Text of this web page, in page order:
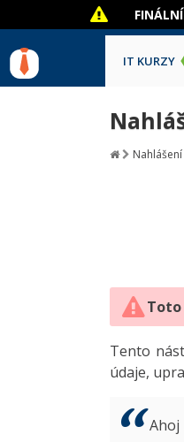
IT KURZY
Toto
Tento
údaje,
Ahoj